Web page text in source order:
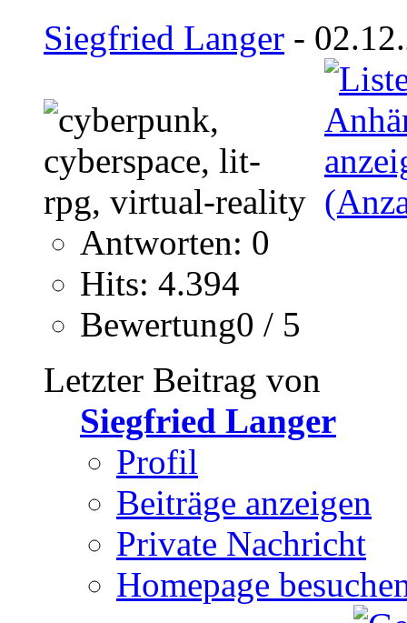
Siegfried Langer -
Antworten: 0
Hits: 4.394
Bewertung0 / 5
Letzter Beitrag von
Siegfried Langer
Profil
Beiträge anzeigen
Private Nachricht
Homepage